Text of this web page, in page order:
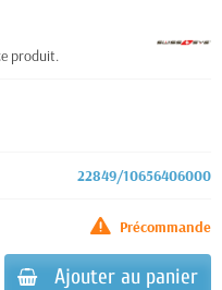
produit.
22849/10656406000
Précommande
Ajouter au panier